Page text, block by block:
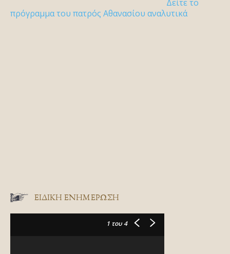
Δείτε το
πρόγραμμα του πατρός Αθανασίου αναλυτικά
ΕΙΔΙΚΉ ΕΝΗΜΈΡΩΣΗ
1 του 4